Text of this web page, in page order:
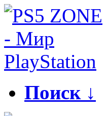
Поиск ↓